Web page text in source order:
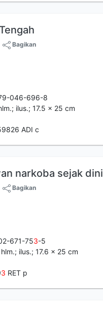
Bagikan
046-696-8
ilus.; 17.5 x 25 cm
ADI c
narkoba sejak dini
Bagikan
671-753-5
ilus.; 17.6 x 25 cm
3 RET p